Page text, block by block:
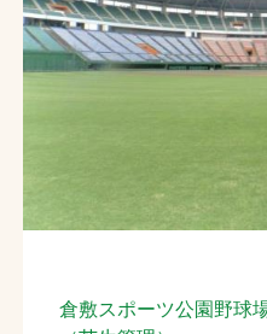
倉敷スポーツ公園野球